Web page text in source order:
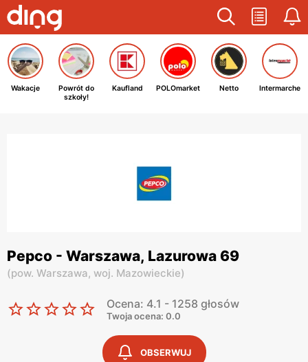
Wakacje
Powrót do
szkoły!
Kaufland POLOmarket Netto Intermarche
Pepco - Warszawa, Lazurowa 69
(pow. Warszawa, woj. Mazowieckie)
Ocena: 4.1 - 1258 głosów
Twoja ocena: 0.0
OBSERWUJ